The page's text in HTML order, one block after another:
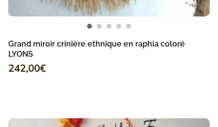
Grand miroir crinière ethnique en raphia coloré
LYONS
242,00€